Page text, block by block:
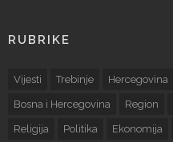
RUBRIKE
Vijesti Trebinje Hercegovina
Bosna i Hercegovina Region
Religija Politika Ekonomija